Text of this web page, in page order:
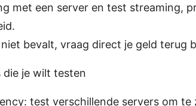
met een server en test streaming,
bevalt, vraag direct je geld terug
die je wilt testen
test verschillende servers om